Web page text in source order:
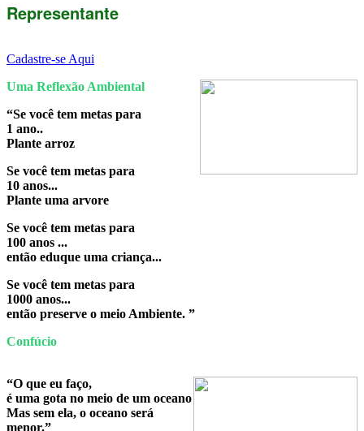
Representante
Cadastre-se Aqui
Uma Reflexão Ambiental
“Se você tem metas para
1 ano..
Plante arroz
Se você tem metas para
10 anos...
Plante uma arvore
Se você tem metas para
100 anos ...
então eduque uma criança...
Se você tem metas para
1000 anos...
então preserve o meio Ambiente. ”
Confúcio
“O que eu faço,
é uma gota no meio de um oceano
Mas sem ela, o oceano será
menor.”